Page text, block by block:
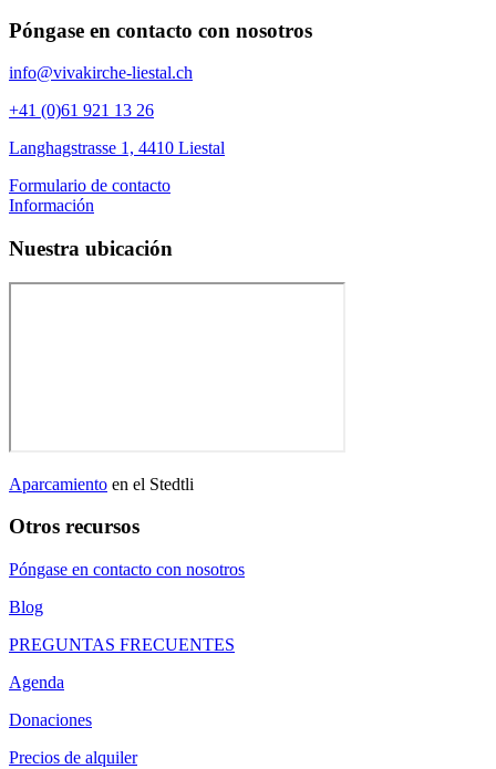
Póngase en contacto con nosotros
info@vivakirche-liestal.ch
+41 (0)61 921 13 26
Langhagstrasse 1, 4410 Liestal
Formulario de contacto
Información
Nuestra ubicación
Aparcamiento en el Stedtli
Otros recursos
Póngase en contacto con nosotros
Blog
PREGUNTAS FRECUENTES
Agenda
Donaciones
Precios de alquiler